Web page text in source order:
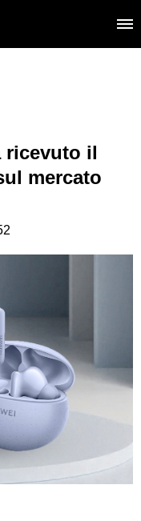
ricevuto il
mercato